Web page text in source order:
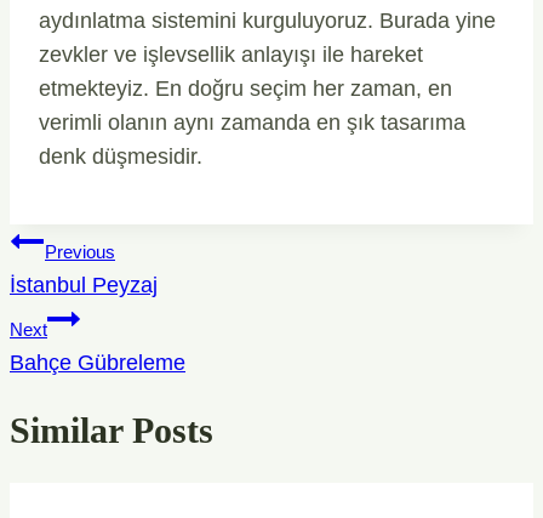
aydınlatma sistemini kurguluyoruz. Burada yine
zevkler ve işlevsellik anlayışı ile hareket
etmekteyiz. En doğru seçim her zaman, en
verimli olanın aynı zamanda en şık tasarıma
denk düşmesidir.
Yazı
Gezinmesi
Previous
İstanbul Peyzaj
Next
Bahçe Gübreleme
Similar Posts